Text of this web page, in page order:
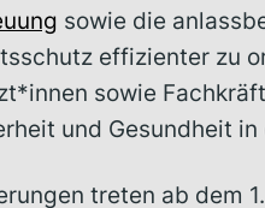
sowie die
effizienter zu
sowie
und Gesundheit
treten ab dem